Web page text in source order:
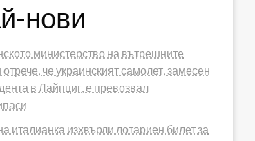
нови
министерство на вътрешните
отрече, че украинският самолет, замесен
в Лайпциг, е превозвал
италианка изхвърли лотариен билет за